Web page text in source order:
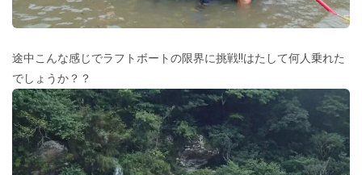
途中こんな感じでラフトボートの限界に挑戦!!はたして何人乗れた
でしょうか？？